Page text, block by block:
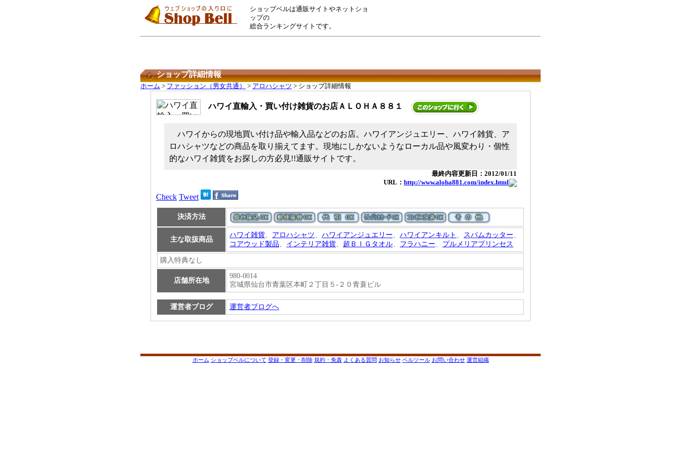
ショップベルは通販サイトやネットショ
ップの
総合ランキングサイトです。
ショップ詳細情報
ホーム > ファッション（男女共通） > アロハシャツ > ショップ詳細情報
ハワイ直輸入・買い付け雑貨のお店ＡＬＯＨＡ８８１
ハワイからの現地買い付け品や輸入品などのお店。ハワイアンジュエリー、ハワイ雑貨、ア
ロハシャツなどの商品を取り揃えてます。現地にしかないようなローカル品や風変わり・個性
的なハワイ雑貨をお探しの方必見!!通販サイトです。
最終内容更新日：2012/01/11
URL： http://www.aloha881.com/index.html
Check Tweet
決済方法
主な取扱商品
ハワイ雑貨、 アロハシャツ、 ハワイアンジュエリー、 ハワイアンキルト 、 スパムカッター、
コアウッド製品、 インテリア雑貨、 超ＢＩＧタオル、 フラハニー、 プルメリアプリンセス
購入特典なし
店舗所在地
980-0014
宮城県仙台市青葉区本町２丁目５-２０青蓑ビル
運営者ブログ 運営者ブログへ
ホーム ショップベルについて 登録・変更・削除 規約・免責 よくある質問 お知らせ ベルツール お問い合わせ 運営組織